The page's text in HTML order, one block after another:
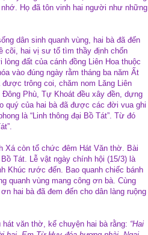
Họ đã tôn vinh hai người như những
dân sinh quanh vùng, hai bà đã đến
cõi, hai vị sư tổ tìm thầy định chốn
đất của cánh đồng Liên Hoa thuộc
vào đúng ngày rằm tháng ba năm Ất
trông coi, chăm nom Lăng Liên
Đông Phù, Tự Khoát đều xây đền, dựng
quý của hai bà đã được các đời vua ghi
là “Linh thông đại Bồ Tát”. Từ đó
Xá còn tổ chức đêm Hát Văn thờ. Bài
Tát. Lễ vật ngày chính hội (15/3) là
Khúc rước đến. Bao quanh chiếc bánh
quanh vùng mang công ơn bà. Cùng
hai bà đã đem đến cho dân làng ruộng
văn thờ, kể chuyện hai bà rằng: “Hai